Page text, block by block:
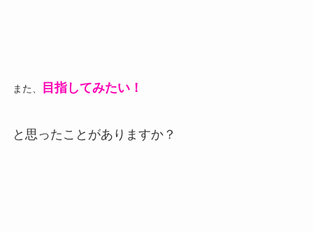
また、 目指してみたい！
と思ったことがありますか？